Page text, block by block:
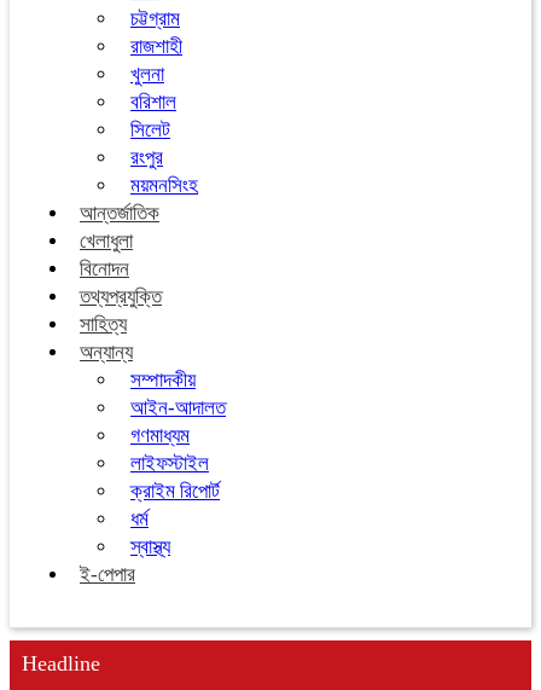
চট্টগ্রাম
রাজশাহী
খুলনা
বরিশাল
সিলেট
রংপুর
ময়মনসিংহ
আন্তর্জাতিক
খেলাধুলা
বিনোদন
তথ্যপ্রযুক্তি
সাহিত্য
অন্যান্য
সম্পাদকীয়
আইন-আদালত
গণমাধ্যম
লাইফস্টাইল
ক্রাইম রিপোর্ট
ধর্ম
স্বাস্থ্য
ই-পেপার
Headline